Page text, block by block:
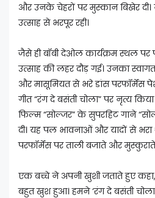
और उनके चेहरों पर मुस्कान बिखेर दी।
उत्साह से भरपूर रही।
जैसे ही बॉबी देओल कार्यक्रम स्थल
उत्साह की लहर दौड़ गई। उनका
और मासूमियत से भरे डांस परफॉर्मेंस
गीत “रंग दे बसंती चोला” पर नृत्य
फिल्म “सोल्जर” के सुपरहिट गाने
दी। यह पल भावनाओं और यादों से भरा
परफॉर्मेंस पर ताली बजाते और
एक बच्चे ने अपनी खुशी जताते हुए
बहुत खुश हुआ। हमने ‘रंग दे बसंती